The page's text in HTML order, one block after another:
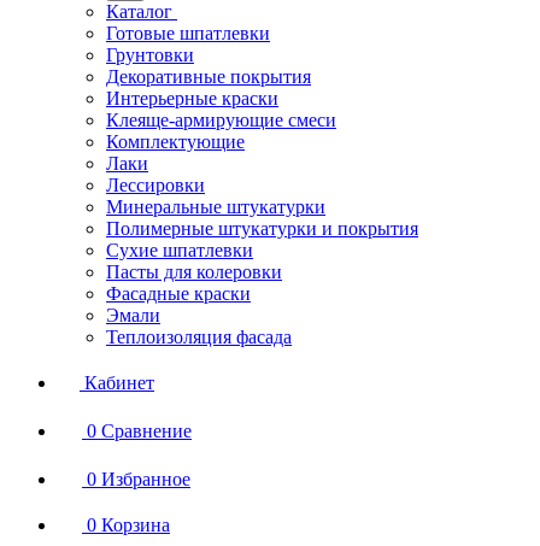
Каталог
Готовые шпатлевки
Грунтовки
Декоративные покрытия
Интерьерные краски
Клеяще-армирующие смеси
Комплектующие
Лаки
Лессировки
Минеральные штукатурки
Полимерные штукатурки и покрытия
Сухие шпатлевки
Пасты для колеровки
Фасадные краски
Эмали
Теплоизоляция фасада
Кабинет
0 Сравнение
0 Избранное
0 Корзина